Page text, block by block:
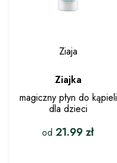
Ziaja
Ziajka
magiczny płyn do kąpieli
dla dzieci
od 21.99zł